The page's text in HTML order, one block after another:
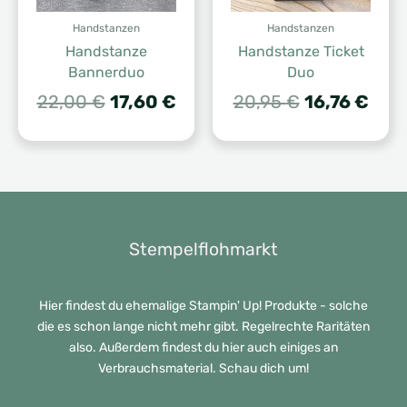
Handstanzen
Handstanze
Bannerduo
22,00€ Ursprünglicher
war:
17,60 €Aktueller
ist:
Handstanzen
Handstanze Ticket
Duo
20,95€
war:
16,76€
ist:
Stempelflohmarkt
Hier findest du ehemalige Stampin' Up! Produkte - solche
die es schon lange nicht mehr gibt. Regelrechte Raritäten
also. Außerdem findest du hier auch einiges an
Verbrauchsmaterial. Schau dich um!